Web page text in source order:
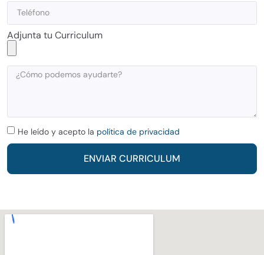
Adjunta tu Curriculum
He leído y acepto la política de privacidad
ENVIAR CURRICULUM